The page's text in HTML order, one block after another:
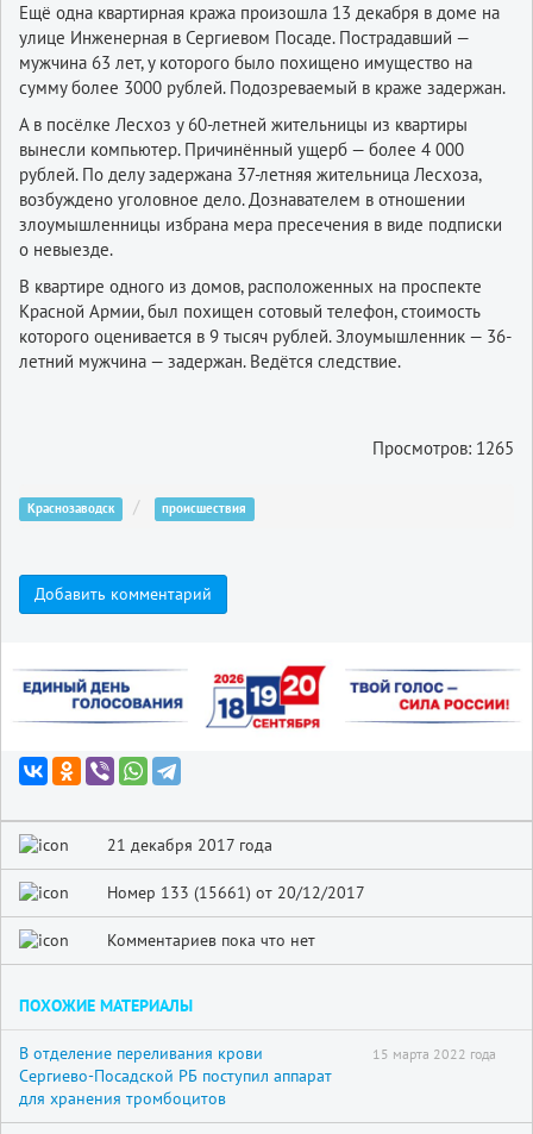
Ещё одна квартирная кража произошла 13 декабря в доме на
улице Инженерная в Сергиевом Посаде. Пострадавший —
мужчина 63 лет, у которого было похищено имущество на
сумму более 3000 рублей. Подозреваемый в краже задержан.
А в посёлке Лесхоз у 60-летней жительницы из квартиры
вынесли компьютер. Причинённый ущерб — более 4 000
рублей. По делу задержана 37-летняя жительница Лесхоза,
возбуждено уголовное дело. Дознавателем в отношении
злоумышленницы избрана мера пресечения в виде подписки
о невыезде.
В квартире одного из домов, расположенных на проспекте
Красной Армии, был похищен сотовый телефон, стоимость
которого оценивается в 9 тысяч рублей. Злоумышленник — 36-
летний мужчина — задержан. Ведётся следствие.
Просмотров: 1265
Краснозаводск происшествия
Добавить комментарий
21 декабря 2017 года
Номер 133 (15661) от 20/12/2017
Комментариев пока что нет
ПОХОЖИЕ МАТЕРИАЛЫ
В отделение переливания крови
Сергиево-Посадской РБ поступил аппарат
для хранения тромбоцитов
15 марта 2022 года